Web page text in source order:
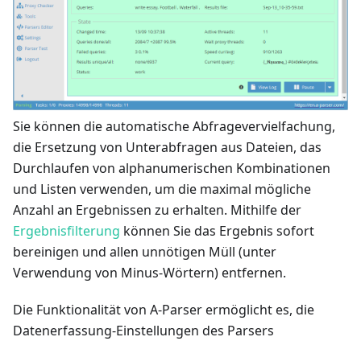
Sie können die automatische Abfragevervielfachung,
die Ersetzung von Unterabfragen aus Dateien, das
Durchlaufen von alphanumerischen Kombinationen
und Listen verwenden, um die maximal mögliche
Anzahl an Ergebnissen zu erhalten. Mithilfe der
Ergebnisfilterung können Sie das Ergebnis sofort
bereinigen und allen unnötigen Müll (unter
Verwendung von Minus-Wörtern) entfernen.
Die Funktionalität von A-Parser ermöglicht es, die
Datenerfassung-Einstellungen des Parsers